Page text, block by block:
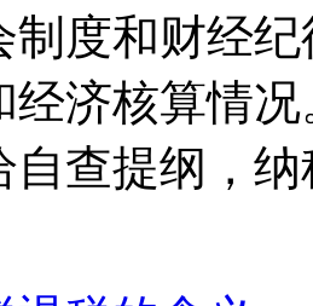
制度和财经
经济核算情
自查提纲，